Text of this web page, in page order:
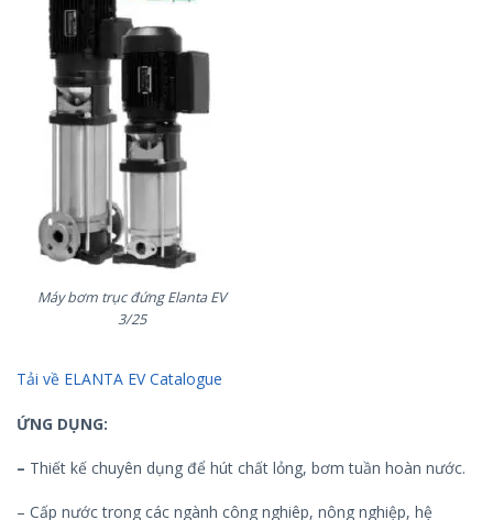
Máy bơm trục đứng Elanta EV
3/25
Tải về ELANTA EV Catalogue
ỨNG DỤNG:
– Thiết kế chuyên dụng để hút chất lỏng, bơm tuần hoàn nước.
– Cấp nước trong các ngành công nghiêp, nông nghiệp, hệ